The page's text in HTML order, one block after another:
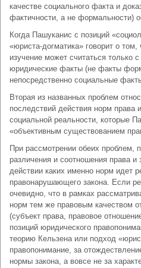
качестве социального факта и
фактичности, а не формальности)
Когда Пашуканис с позиций
«юриста-догматика» говорит о том,
изучение может считаться только
юридические факты (не факты
непосредственно социальные
Вторая из названных проблем
последствий действия норм права
социальной реальности, которые
«объективным существованием
При рассмотрении обеих проблем,
различения и соотношения права
действии каких именно норм идет
правонарушающего закона. Если
очевидно, что в рамках
норм тем же правовым качеством
(субъект права, правовое
позиций юридического
теорию Кельзена или подход
правопонимание, за
нормы закона, а вовсе не за